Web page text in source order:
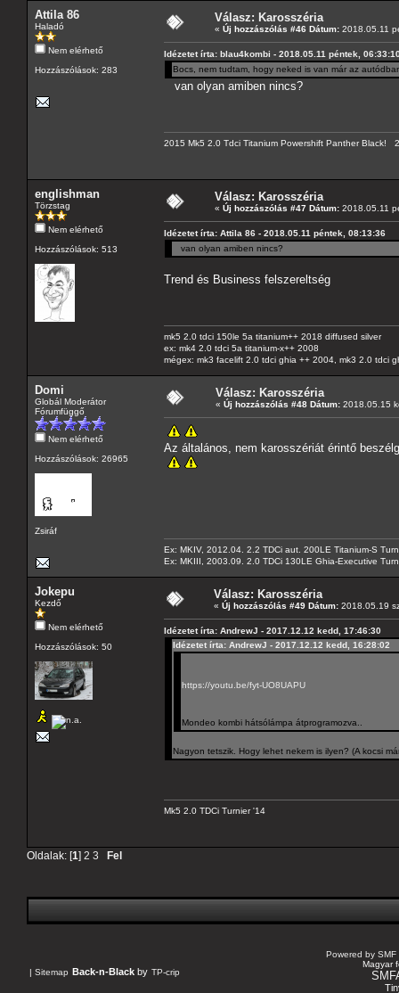
Attila 86
Haladó
Nem elérhető
Hozzászólások: 283
Válasz: Karosszéria
« Új hozzászólás #46 Dátum: 2018.05.11
Idézetet írta: blau4kombi - 2018.05.11 péntek,
Bocs, nem tudtam, hogy neked is van már az
van olyan amiben nincs?
2015 Mk5 2.0 Tdci Titanium Powershift Panther
englishman
Törzstag
Nem elérhető
Hozzászólások: 513
Válasz: Karosszéria
« Új hozzászólás #47 Dátum: 2018.05.11
Idézetet írta: Attila 86 - 2018.05.11 péntek, 08:13:36
van olyan amiben nincs?
Trend és Business felszereltség
mk5 2.0 tdci 150le 5a titanium++ 2018 diffused silver
ex: mk4 2.0 tdci 5a titanium-x++ 2008
mégex: mk3 facelift 2.0 tdci ghia ++ 2004, mk3 2.0 tdci
Domi
Globál Moderátor
Fórumfüggő
Nem elérhető
Hozzászólások: 26965
Zsiráf
Válasz: Karosszéria
« Új hozzászólás #48 Dátum: 2018.05.15
Az általános, nem karosszériát érintő
Ex: MKIV, 2012.04. 2.2 TDCi aut. 200LE Titanium-S
Ex: MKIII, 2003.09. 2.0 TDCi 130LE Ghia-Executive
Jokepu
Kezdő
Nem elérhető
Hozzászólások: 50
Válasz: Karosszéria
« Új hozzászólás #49 Dátum: 2018.05.19
Idézetet írta: AndrewJ - 2017.12.12 kedd, 17:46:30
Idézetet írta: AndrewJ - 2017.12.12 kedd, 16:28:02
https://youtu.be/fyt-UO8UAPU
Mondeo kombi hátsólámpa átprogramozva..
Nagyon tetszik. Hogy lehet nekem is ilyen? (A kocsi
Mk5 2.0 TDCi Turnier '14
Oldalak: [1] 2 3 Fel
| Sitemap Back-n-Black by TP-crip
Powered by SMF
Magyar